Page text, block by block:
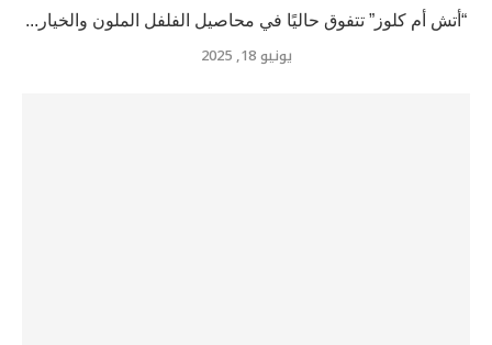
“أتش أم كلوز” تتفوق حاليًا في محاصيل الفلفل الملون والخيار...
يونيو 18, 2025